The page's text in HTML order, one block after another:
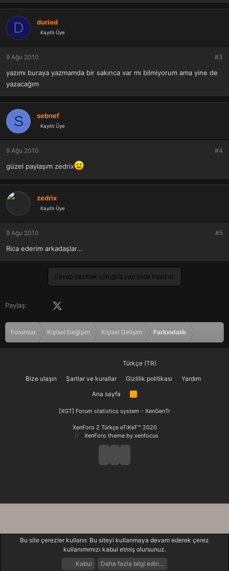
D duriod
Kayıtlı Üye
9 Ağu 2010 #3
yazımı buraya yazmamda bir sakınca var mı bilmiyorum ama yine de
yazacağım
S sebnef
Kayıtlı Üye
9 Ağu 2010 #4
güzel paylaşım zedrix
zedrix
Kayıtlı Üye
9 Ağu 2010 #5
Rica ederim arkadaşlar...
Cevap yazmak için giriş yap yada kayıt ol.
Paylaş: Facebook
Forumlar Kişisel Değişim Kişisel Gelişim Farkındalık
Türkçe (TR)
Bize ulaşın
Şartlar ve kurallar Gizlilik politikası
Yardım
Ana sayfa
R
[XGT] Forum statistics system - XenGenTr
XenForo 2 Türkçe eTiKeT™ 2020
XenForo theme by xenfocus
Neler Yeni Giriş Yap
Bu site çerezler kullanır. Bu siteyi kullanmaya devam ederek çerez
kullanımımızı kabul etmiş olursunuz.
Kabul
Daha fazla bilgi edin…